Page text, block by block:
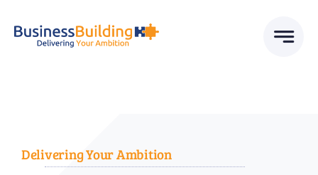
Delivering Your Ambition